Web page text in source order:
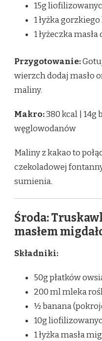
15g
1 łyżka
1 łyżeczka
Przygotowanie:
wierzch dodaj masło
maliny.
Makro:380 kcal | 14g
węglowodanów
Maliny z kakao to
czekoladowej
sumienia.
Środa:
masłem
Składniki:
50g płatków
200 ml mleka
½ banana
10g
1 łyżka masła